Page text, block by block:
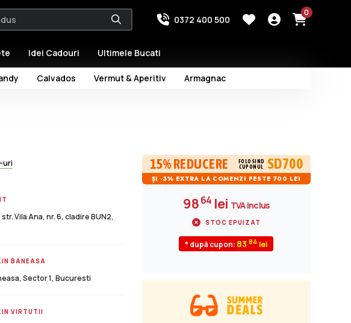
0372 400 500
0
Calvados Vermut & Aperitiv Armagnac
Idei Cadouri Ultimele Bucati
uri
Vila Ana, nr. 6, cladire BUN2,
BANEASA
Sector 1, Bucuresti
VIRTUTII
15% REDUCERE
FOLOSIND
CUPONUL
SD700
ȘI -3% EXTRA LA COMENZI PESTE 700 LEI
9864 lei TVA inclus
STOC EPUIZAT
* după cupon: 8384